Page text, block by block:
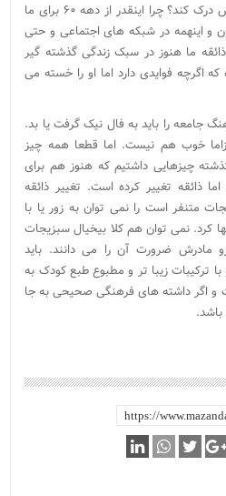
پیک نیک و غیره را به خوبی پدرش درک کند؟ چرا اینقدر از دهه ۶۰ برای ما
و اینهمه در شبکه های اجتماعی و حتی
ما هنوز در سبک زندگی گذشته گیر
اگرچه فوایدی دارد اما او را خسته می
جامعه را باید به فال نیک گرفت یا بد.
خوب هم نیست. اما قطعا همه چیز
چیزهایی داشتیم که هنوز هم برای
ذائقه تغییر کرده است. تغییر ذائقه
متنفر است را نمی توان به زور یا با
کرد. نمی توان هم کلا بیخیال سبزیجات
مادرش ضرورت آن را می دانند. باید
ترکیبات زیبا تر و مطبوع طبع کودک به
و اگر داشته های فرهنگی صحیحی به جا
باشد.